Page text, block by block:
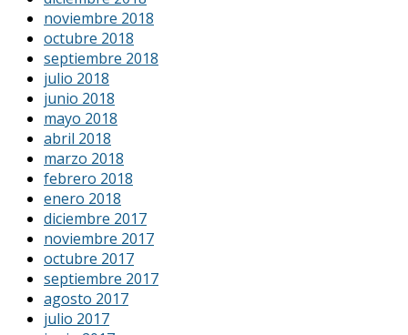
noviembre 2018
octubre 2018
septiembre 2018
julio 2018
junio 2018
mayo 2018
abril 2018
marzo 2018
febrero 2018
enero 2018
diciembre 2017
noviembre 2017
octubre 2017
septiembre 2017
agosto 2017
julio 2017